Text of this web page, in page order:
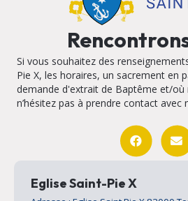
Si vous souhaitez des
Pie X, les horaires, un sacrement en
demande d'extrait de Baptême et/où
n’hésitez pas à prendre contact avec
Eglise Saint-Pie X